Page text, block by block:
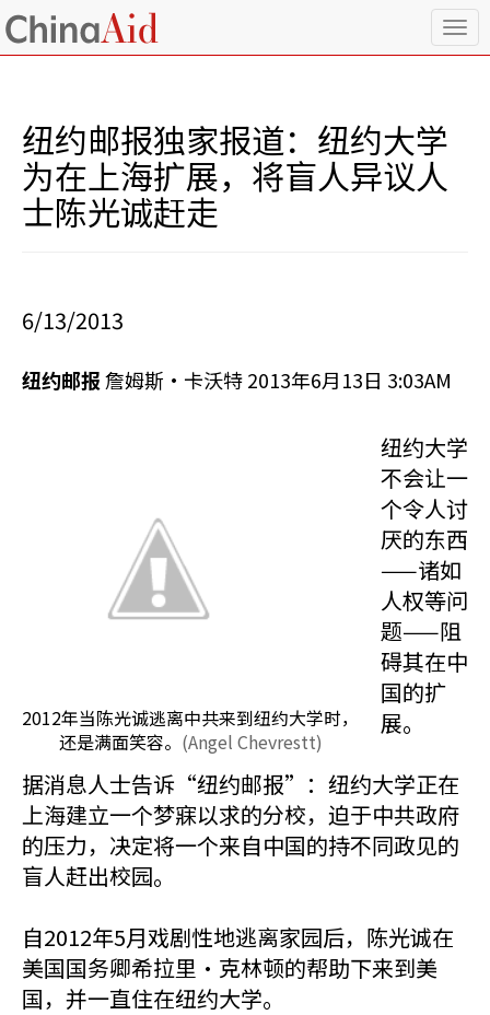
T
o
纽约邮报独家报道：纽约大学
为在上海扩展，将盲人异议人
士陈光诚赶走
6/13/2013
纽约邮报詹姆斯·卡沃特 2013年6月13日 3:03AM
2012年当陈光诚逃离中共来到纽约大学时，
还是满面笑容。 (Angel Chevrestt)
纽约大学
不会让一
个令人讨
厌的东西
——诸如
人权等问
题——阻
碍其在中
国的扩
展。
据消息人士告诉“纽约邮报”：纽约大学正在
上海建立一个梦寐以求的分校，迫于中共政府
的压力，决定将一个来自中国的持不同政见的
盲人赶出校园。
自2012年5月戏剧性地逃离家园后，陈光诚在
美国国务卿希拉里·克林顿的帮助下来到美
国，并一直住在纽约大学。